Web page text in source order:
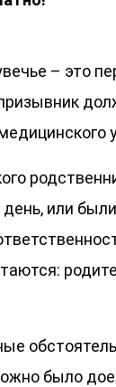
– это
или
было